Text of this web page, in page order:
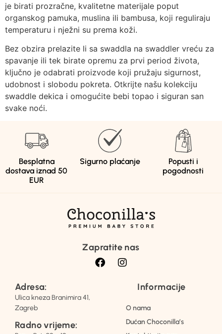
je birati prozračne, kvalitetne materijale poput
organskog pamuka, muslina ili bambusa, koji reguliraju
temperaturu i nježni su prema koži.
Bez obzira prelazite li sa swaddla na swaddler vreću za
spavanje ili tek birate opremu za prvi period života,
ključno je odabrati proizvode koji pružaju sigurnost,
udobnost i slobodu pokreta. Otkrijte našu kolekciju
swaddle dekica i omogućite bebi topao i siguran san
svake noći.
Besplatna
dostava iznad 50
EUR
Sigurno plaćanje
Popusti i
pogodnosti
Zapratite nas
Adresa:
Ulica kneza Branimira 41,
Zagreb
Radno vrijeme:
Informacije
O nama
Dućan Choconilla’s